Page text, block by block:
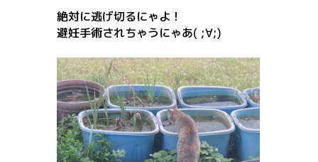
絶対に逃げ切るにゃよ！
避妊手術されちゃうにゃあ( ;∀;)